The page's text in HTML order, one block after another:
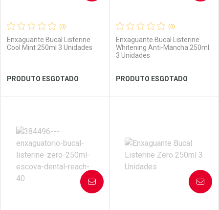
Ver Desconto Convênio Ver Desconto Convênio
(0)
Enxaguante Bucal Listerine
Cool Mint 250ml 3 Unidades
PRODUTO ESGOTADO
Laboratório
Por Menos
(0)
Enxaguante Bucal Listerine
Whitening Anti-Mancha 250ml
3 Unidades
PRODUTO ESGOTADO
Laboratório
Por Menos
AVISE-ME AVISE-ME